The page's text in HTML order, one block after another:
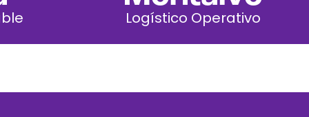
Gerencia institucional.
Logístico Operativo